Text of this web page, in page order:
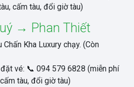
cấm tàu, đổi giờ tàu)
→ Phan Thiết
Chấn Kha Luxury chạy. (Còn
vé: 📞 094 579 6828 (miễn phí
tàu, đổi giờ tàu)